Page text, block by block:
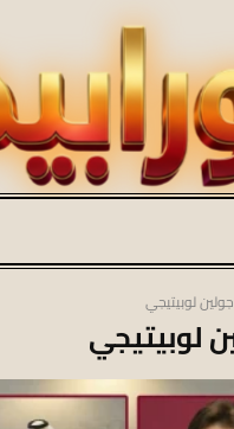
|
جولين لوبيتيجي